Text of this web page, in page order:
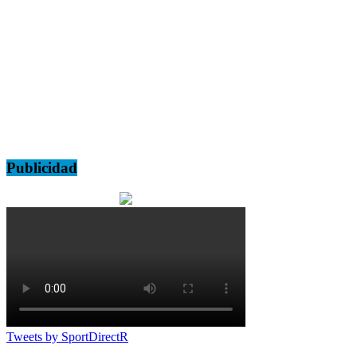
Publicidad
Tweets by SportDirectR